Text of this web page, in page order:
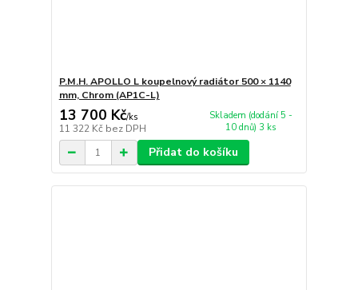
P.M.H. APOLLO L koupelnový radiátor 500 × 1140
mm, Chrom (AP1C-L)
13 700 Kč/ks
11 322 Kč bez DPH
Skladem (dodání 5 -
10 dnů) 3 ks
Přidat do košíku